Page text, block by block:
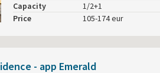
Capacity
1/2+1
Price
105-174 eur
- app Emerald